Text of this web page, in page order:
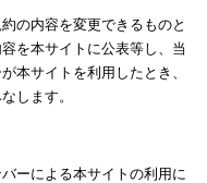
の内容を変更できるものと
を本サイトに公表等し、当
本サイトを利用したとき、
します。
ーによる本サイトの利用に